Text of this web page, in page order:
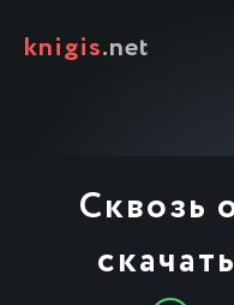
knigis.net
Сквозь